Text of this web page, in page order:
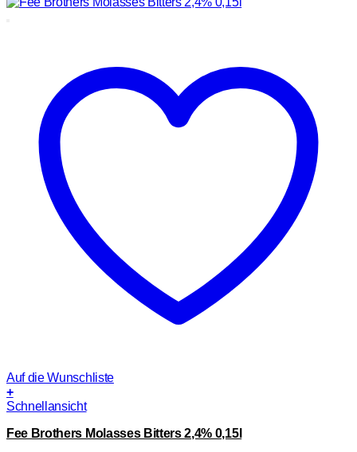
Auf die Wunschliste
+
Schnellansicht
Fee Brothers Molasses Bitters 2,4% 0,15l